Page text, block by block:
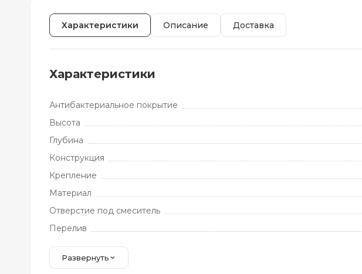
Характеристики Описание Доставка
Характеристики
Антибактериальное покрытие
Высота
Глубина
Конструкция
Крепление
Материал
Отверстие под смеситель
Перелив
Развернуть